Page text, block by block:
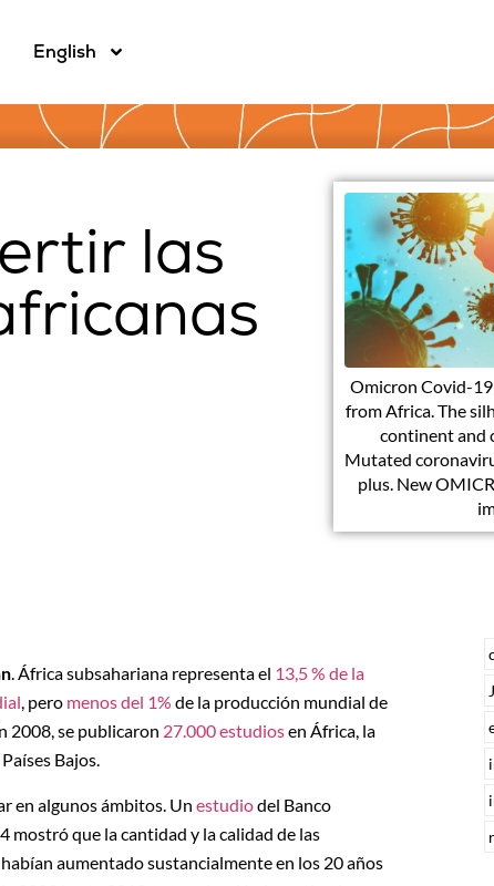
English
las
Omicron Covid-
from Africa. The
continent and
Mutated
plus. New
. África subsahariana representa el 13,5 % de la
, pero menos del 1% de la producción mundial de
2008, se publicaron 27.000 estudiosen África, la
Bajos.
en algunos ámbitos. Un estudiodel Banco
mostró que la cantidad y la calidad de las
aumentado sustancialmente en los 20 años